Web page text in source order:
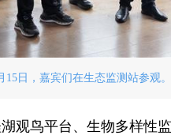
15日，嘉宾们在生态监测站参观。
观鸟平台、生物多样性